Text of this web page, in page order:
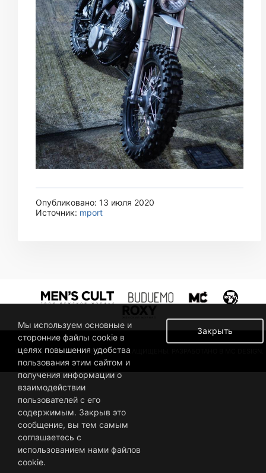
Опубликовано: 13 июля 2020
Источник: mport
© 2019 BUSINESSMAN. ВСЕ ПРАВА ЗАЩИЩЕНЫ. РАЗРАБОТАНО В MC DESIGN.
Закрыть
Мы используем основные и
сторонние файлы cookie в
целях повышения удобства
пользования этим сайтом и
получения информации о
взаимодействии
пользователей с его
содержимым. Закрыв это
сообщение, вы тем самым
соглашаетесь с
использованием нами файлов
cookie.